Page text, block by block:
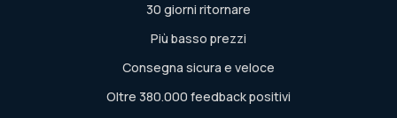
30 giorni ritornare
Più basso prezzi
Consegna sicura e veloce
Oltre 380.000 feedback positivi